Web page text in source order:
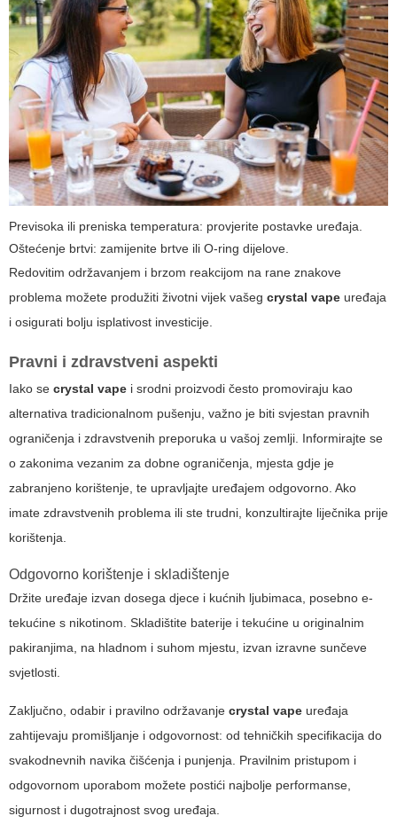
Previsoka ili preniska temperatura: provjerite postavke uređaja.
Oštećenje brtvi: zamijenite brtve ili O-ring dijelove.
Redovitim održavanjem i brzom reakcijom na rane znakove
problema možete produžiti životni vijek vašeg crystal vape uređaja
i osigurati bolju isplativost investicije.
Pravni i zdravstveni aspekti
Iako se crystal vape i srodni proizvodi često promoviraju kao
alternativa tradicionalnom pušenju, važno je biti svjestan pravnih
ograničenja i zdravstvenih preporuka u vašoj zemlji. Informirajte se
o zakonima vezanim za dobne ograničenja, mjesta gdje je
zabranjeno korištenje, te upravljajte uređajem odgovorno. Ako
imate zdravstvenih problema ili ste trudni, konzultirajte liječnika prije
korištenja.
Odgovorno korištenje i skladištenje
Držite uređaje izvan dosega djece i kućnih ljubimaca, posebno e-
tekućine s nikotinom. Skladištite baterije i tekućine u originalnim
pakiranjima, na hladnom i suhom mjestu, izvan izravne sunčeve
svjetlosti.
Zaključno, odabir i pravilno održavanje crystal vape uređaja
zahtijevaju promišljanje i odgovornost: od tehničkih specifikacija do
svakodnevnih navika čišćenja i punjenja. Pravilnim pristupom i
odgovornom uporabom možete postići najbolje performanse,
sigurnost i dugotrajnost svog uređaja.